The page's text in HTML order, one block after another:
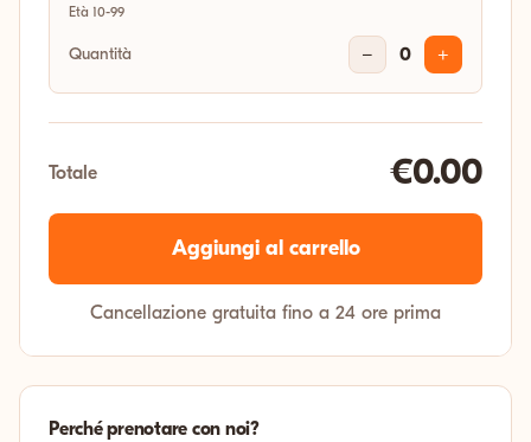
Età 10-99
Quantità − 0 +
Totale €0.00
Aggiungi al carrello
Cancellazione gratuita fino a 24 ore prima
Perché prenotare con noi?